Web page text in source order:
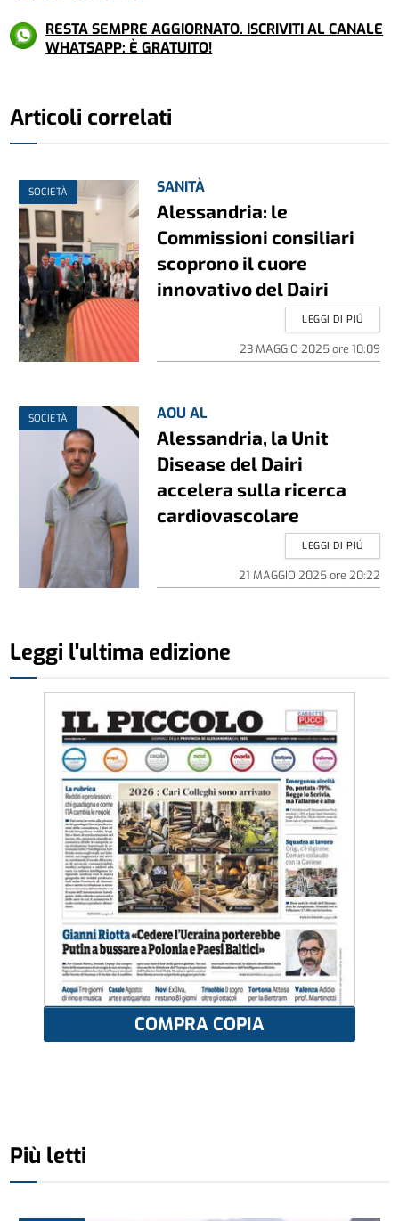
RESTA SEMPRE AGGIORNATO. ISCRIVITI AL CANALE
WHATSAPP: È GRATUITO!
Articoli correlati
SOCIETÀ SANITÀ
Alessandria: le
Commissioni consiliari
scoprono il cuore
innovativo del Dairi
23 MAGGIO 2025ore 10:09
LEGGI DI PIÚ
SOCIETÀ AOU AL
Alessandria, la Unit
Disease del Dairi
accelera sulla ricerca
cardiovascolare
21 MAGGIO 2025ore 20:22
LEGGI DI PIÚ
Leggi l'ultima edizione
COMPRA COPIA
Più letti